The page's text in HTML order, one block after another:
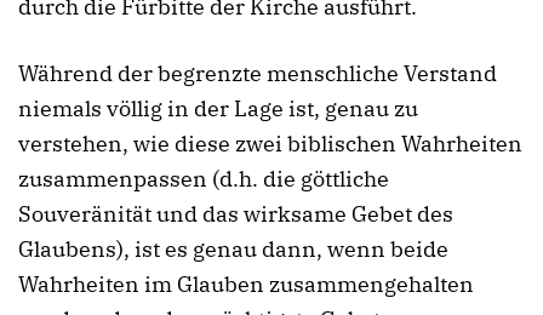
durch die Fürbitte der Kirche ausführt.
Während der begrenzte menschliche Verstand
niemals völlig in der Lage ist, genau zu
verstehen, wie diese zwei biblischen Wahrheiten
zusammenpassen (d.h. die göttliche
Souveränität und das wirksame Gebet des
Glaubens), ist es genau dann, wenn beide
Wahrheiten im Glauben zusammengehalten